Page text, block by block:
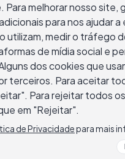
mensagem parece
faturas vencidas
mais tempo do que o
clientes se recusam a
nunca é enviado.
bem escrito é
para agir imediatamente e
Este guia fornece
para cada estágio da
desde um
Para melhorar nosso site,
para nos ajudar
utilizam, medir o tráfego
de mídia social e
dos cookies que
terceiros. Para aceitar
Para rejeitar todos
em "Rejeitar".
de Privacidadepara mais